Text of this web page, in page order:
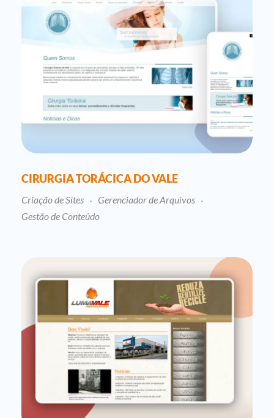
CIRURGIA TORÁCICA DO VALE
Criação de Sites
Gerenciador de Arquivos
Gestão de Conteúdo